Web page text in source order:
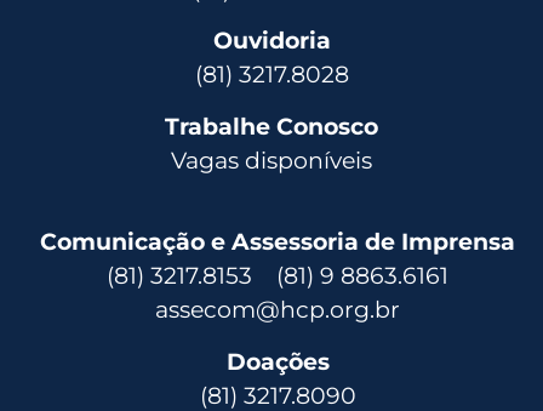
Ouvidoria
(81) 3217.8028
Trabalhe Conosco
Vagas disponíveis
Comunicação e Assessoria de Imprensa
(81) 3217.8153 (81) 9 8863.6161
assecom@hcp.org.br
Doações
(81) 3217.8090